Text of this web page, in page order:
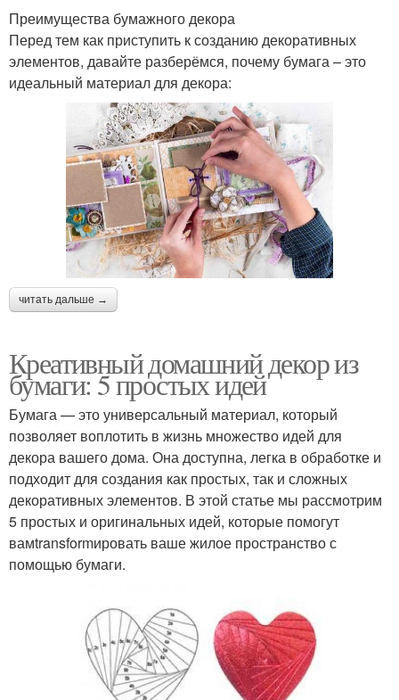
Преимущества бумажного декора
Перед тем как приступить к созданию декоративных
элементов, давайте разберёмся, почему бумага – это
идеальный материал для декора:
читать дальше →
Креативный домашний декор из
бумаги: 5 простых идей
Бумага — это универсальный материал, который
позволяет воплотить в жизнь множество идей для
декора вашего дома. Она доступна, легка в обработке и
подходит для создания как простых, так и сложных
декоративных элементов. В этой статье мы рассмотрим
5 простых и оригинальных идей, которые помогут
вамtransformировать ваше жилое пространство с
помощью бумаги.